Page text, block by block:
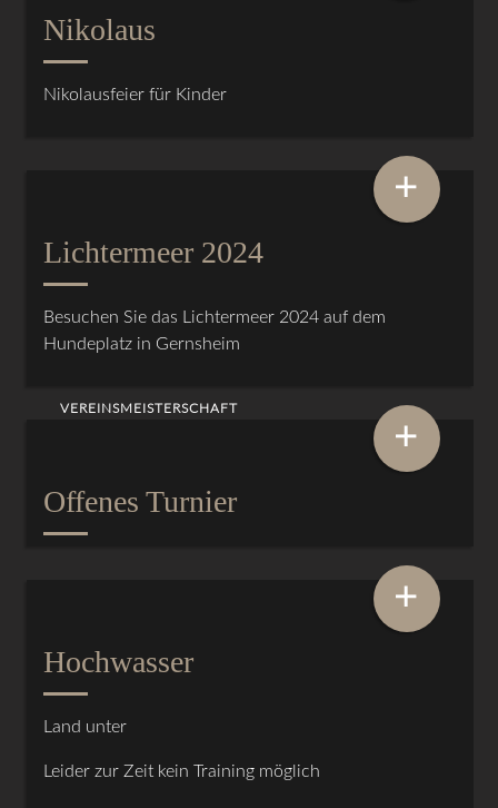
Nikolaus
Nikolausfeier für Kinder
Lichtermeer 2024
Besuchen Sie das Lichtermeer 2024 auf dem
Hundeplatz in Gernsheim
+
VEREINSMEISTERSCHAFT
Offenes Turnier
+
Hochwasser
Land unter
Leider zur Zeit kein Training möglich
+